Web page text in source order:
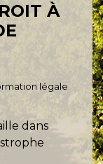
À
légale
dans